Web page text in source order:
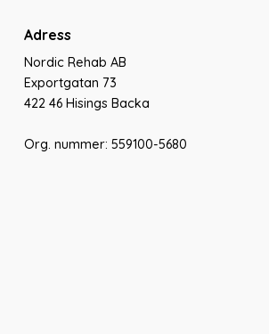
Adress
Nordic Rehab AB
Exportgatan 73
422 46 Hisings Backa
Org. nummer: 559100-5680